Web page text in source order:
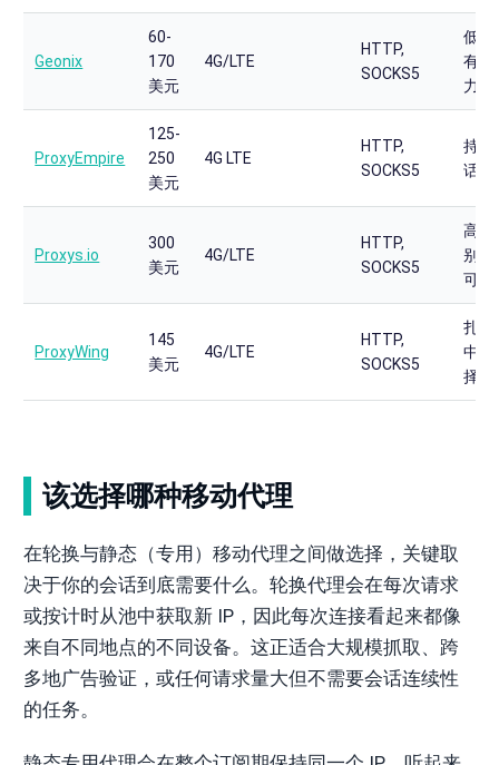
Geonix
60-
170
美元
4G/LTE
HTTP,
SOCKS5
低价
有竞
力
ProxyEmpire
125-
250
美元
4G LTE
HTTP,
SOCKS5
持久
话管
Proxys.io
300
美元
4G/LTE
HTTP,
SOCKS5
高端
别，
可靠
ProxyWing
145
美元
4G/LTE
HTTP,
SOCKS5
扎实
中端
择
该选择哪种移动代理
在轮换与静态（专用）移动代理之间做选择，关键取
决于你的会话到底需要什么。轮换代理会在每次请求
或按计时从池中获取新 IP，因此每次连接看起来都像
来自不同地点的不同设备。这正适合大规模抓取、跨
多地广告验证，或任何请求量大但不需要会话连续性
的任务。